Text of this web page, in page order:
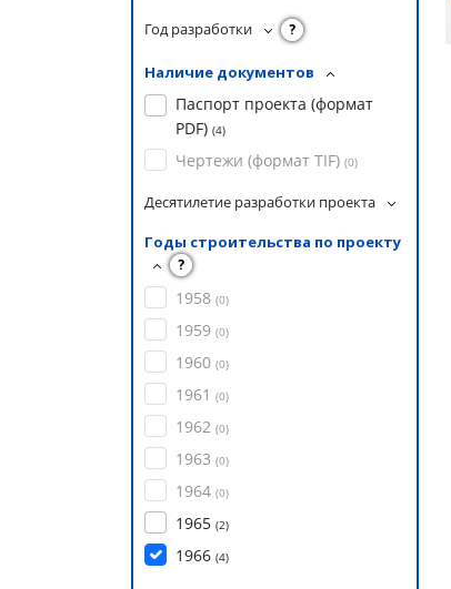
Год разработки ?
Наличие документов
Паспорт проекта (формат
PDF) (4)
Чертежи (формат TIF) (0)
Десятилетие разработки проекта
Годы строительства по проекту
?
1958 (0)
1959 (0)
1960 (0)
1961 (0)
1962 (0)
1963 (0)
1964 (0)
1965 (2)
1966 (4)